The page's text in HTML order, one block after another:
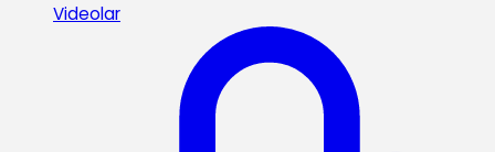
Videolar